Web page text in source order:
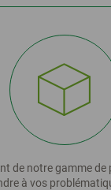
de notre gamme de
à vos